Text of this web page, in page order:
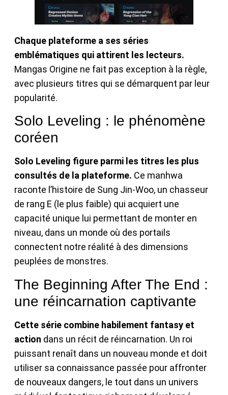
Chaque plateforme a ses séries
emblématiques qui attirent les lecteurs.
Mangas Origine ne fait pas exception à la règle,
avec plusieurs titres qui se démarquent par leur
popularité.
Solo Leveling : le phénomène
coréen
Solo Leveling figure parmi les titres les plus
consultés de la plateforme. Ce manhwa
raconte l’histoire de Sung Jin-Woo, un chasseur
de rang E (le plus faible) qui acquiert une
capacité unique lui permettant de monter en
niveau, dans un monde où des portails
connectent notre réalité à des dimensions
peuplées de monstres.
The Beginning After The End :
une réincarnation captivante
Cette série combine habilement fantasy et
action dans un récit de réincarnation. Un roi
puissant renaît dans un nouveau monde et doit
utiliser sa connaissance passée pour affronter
de nouveaux dangers, le tout dans un univers